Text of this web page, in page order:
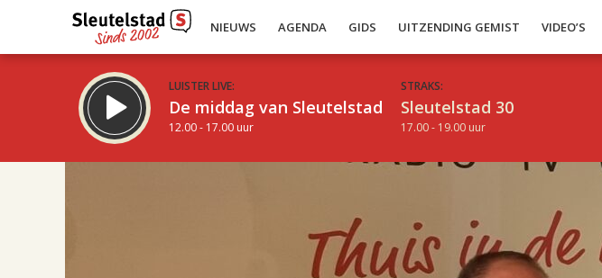
NIEUWS AGENDA GIDS UITZENDING GEMIST VIDEO’S
LUISTER LIVE:
De middag van Sleutelstad
12.00 - 17.00 uur
STRAKS:
Sleutelstad 30
17.00 - 19.00 uur